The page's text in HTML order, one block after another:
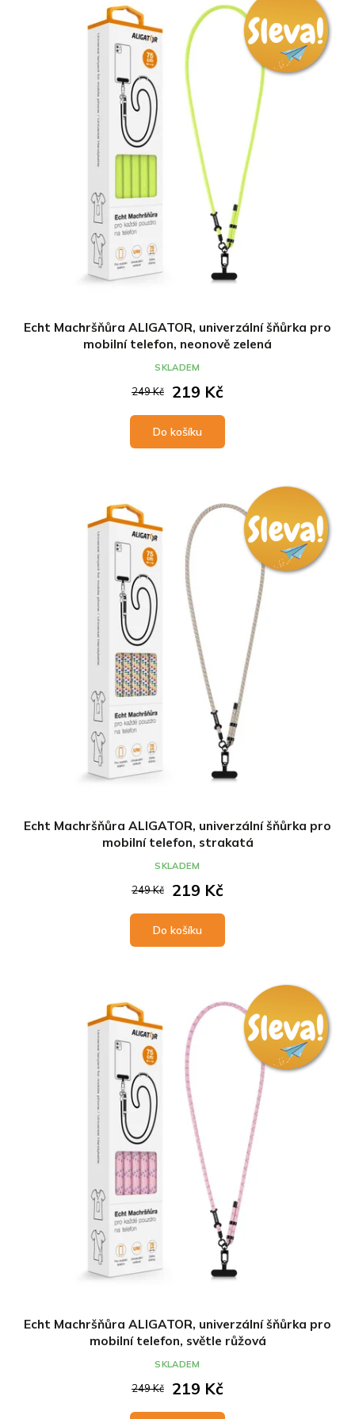
Echt Machršňůra ALIGATOR, univerzální šňůrka pro
mobilní telefon, neonově zelená
249 Kč 219 Kč
Do košíku
SKLADEM
Echt Machršňůra ALIGATOR, univerzální šňůrka pro
mobilní telefon, strakatá
249 Kč 219 Kč
Do košíku
SKLADEM
Echt Machršňůra ALIGATOR, univerzální šňůrka pro
mobilní telefon, světle růžová
249 Kč 219 Kč
SKLADEM